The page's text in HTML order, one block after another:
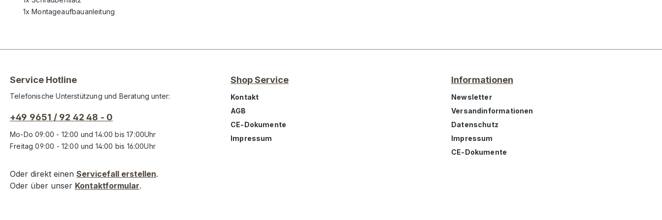
1x Montageaufbauanleitung
Service Hotline
Telefonische Unterstützung und Beratung unter:
+49 9651 / 92 42 48 - 0
Mo-Do 09:00 - 12:00 und 14:00 bis 17:00Uhr
Freitag 09:00 - 12:00 und 14:00 bis 16:00Uhr
Oder direkt einen Servicefall erstellen.
Oder über unser Kontaktformular.
Shop Service
Kontakt
AGB
CE-Dokumente
Impressum
Informationen
Newsletter
Versandinformationen
Datenschutz
Impressum
CE-Dokumente